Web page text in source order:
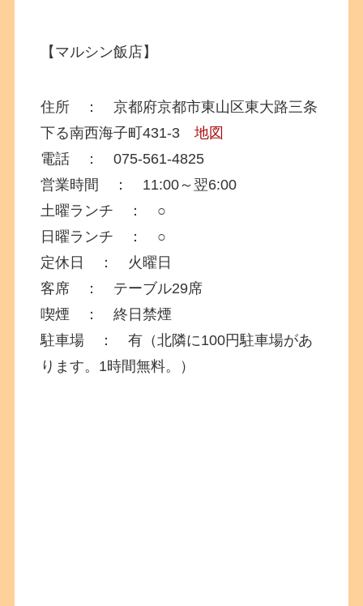
【マルシン飯店】
住所 ： 京都府京都市東山区東大路三条
下る南西海子町431-3地図
電話 ： 075-561-4825
営業時間 ： 11:00～翌6:00
土曜ランチ ： ○
日曜ランチ ： ○
定休日 ： 火曜日
客席 ： テーブル29席
喫煙 ： 終日禁煙
駐車場 ： 有（北隣に100円駐車場があ
ります。1時間無料。）